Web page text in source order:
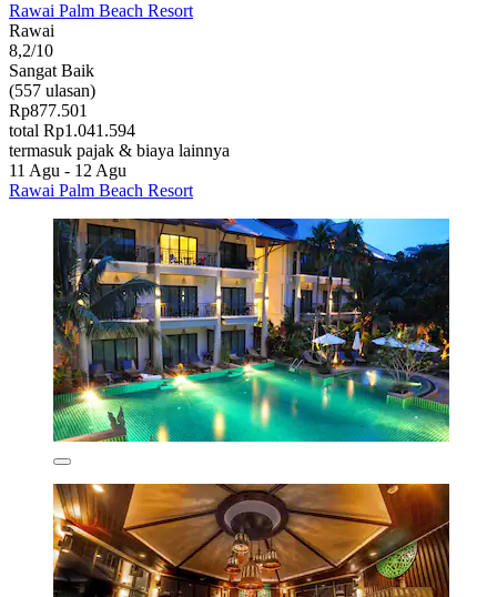
Rawai Palm Beach Resort
Rawai
8,2/10
Sangat Baik
(557 ulasan)
Rp877.501
total Rp1.041.594
termasuk pajak & biaya lainnya
11 Agu - 12 Agu
Rawai Palm Beach Resort